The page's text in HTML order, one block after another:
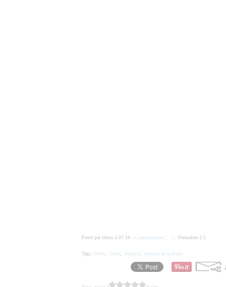
Posté par tellou à 07:18 - Commentaires [ ] - Permalien [#]
Tags: Bible conte exegese histoire de la Bible